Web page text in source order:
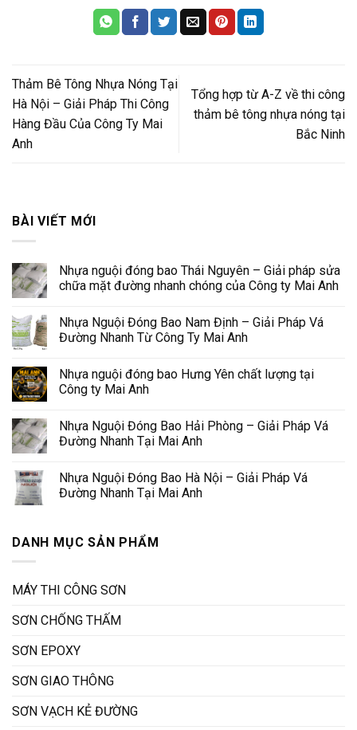
Thảm Bê Tông Nhựa Nóng Tại
Hà Nội – Giải Pháp Thi Công
Hàng Đầu Của Công Ty Mai
Anh
Tổng hợp từ A-Z về thi công
thảm bê tông nhựa nóng tại
Bắc Ninh
BÀI VIẾT MỚI
Nhựa nguội đóng bao Thái Nguyên – Giải pháp sửa
chữa mặt đường nhanh chóng của Công ty Mai Anh
Nhựa Nguội Đóng Bao Nam Định – Giải Pháp Vá
Đường Nhanh Từ Công Ty Mai Anh
Nhựa nguội đóng bao Hưng Yên chất lượng tại
Công ty Mai Anh
Nhựa Nguội Đóng Bao Hải Phòng – Giải Pháp Vá
Đường Nhanh Tại Mai Anh
Nhựa Nguội Đóng Bao Hà Nội – Giải Pháp Vá
Đường Nhanh Tại Mai Anh
DANH MỤC SẢN PHẨM
MÁY THI CÔNG SƠN
SƠN CHỐNG THẤM
SƠN EPOXY
SƠN GIAO THÔNG
SƠN VẠCH KẺ ĐƯỜNG